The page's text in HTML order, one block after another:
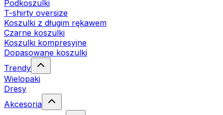
Podkoszulki
T-shirty oversize
Koszulki z długim rękawem
Czarne koszulki
Koszulki kompresyjne
Dopasowane koszulki
Trendy
Wielopaki
Dresy
Akcesoria